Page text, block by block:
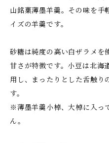
山銘菓薄墨羊羹。その味を手
イズの羊羹です。
砂糖は純度の高い白ザラメを
甘さが特徴です。小豆は北海
用し、まったりとした舌触り
す。
※薄墨羊羹小棹、大棹に入っ
ん。